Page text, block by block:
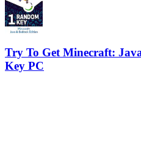
Try To Get Minecraft:
Key PC